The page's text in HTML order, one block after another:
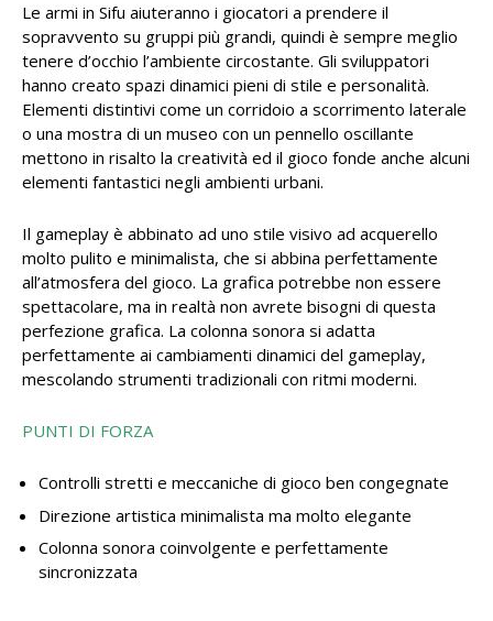
Le armi in Sifu aiuteranno i giocatori a prendere il
sopravvento su gruppi più grandi, quindi è sempre meglio
tenere d’occhio l’ambiente circostante. Gli sviluppatori
hanno creato spazi dinamici pieni di stile e personalità.
Elementi distintivi come un corridoio a scorrimento laterale
o una mostra di un museo con un pennello oscillante
mettono in risalto la creatività ed il gioco fonde anche alcuni
elementi fantastici negli ambienti urbani.
Il gameplay è abbinato ad uno stile visivo ad acquerello
molto pulito e minimalista, che si abbina perfettamente
all’atmosfera del gioco. La grafica potrebbe non essere
spettacolare, ma in realtà non avrete bisogni di questa
perfezione grafica. La colonna sonora si adatta
perfettamente ai cambiamenti dinamici del gameplay,
mescolando strumenti tradizionali con ritmi moderni.
PUNTI DI FORZA
Controlli stretti e meccaniche di gioco ben congegnate
Direzione artistica minimalista ma molto elegante
Colonna sonora coinvolgente e perfettamente
sincronizzata